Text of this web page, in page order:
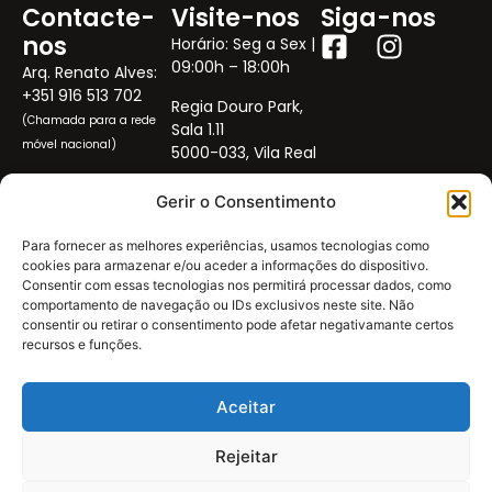
Gerir o Consentimento
Para fornecer as melhores experiências, usamos tecnologias como
cookies para armazenar e/ou aceder a informações do dispositivo.
Consentir com essas tecnologias nos permitirá processar dados, como
comportamento de navegação ou IDs exclusivos neste site. Não
consentir ou retirar o consentimento pode afetar negativamante certos
recursos e funções.
Aceitar
Rejeitar
Contacte-
nos
Arq. Renato Alves:
+351 916 513 702
(Chamada para a rede
móvel nacional)
móvel nacional)
geral@ardosia-
real.com
arquitetura@ardosia-
Visite-nos
Horário: Seg a Sex |
09:00h – 18:00h
Regia Douro Park,
Sala 1.11
5000-033, Vila Real
Siga-nos